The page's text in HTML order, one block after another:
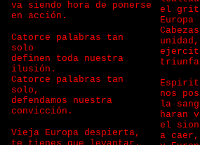
va siendo hora de ponerse
en acción.
Catorce palabras tan
solo
definen toda nuestra
ilusión.
Catorce palabras tan
solo,
defendamos nuestra
convicción.
Vieja Europa despierta,
el
unidad,
nos
la
haran
el
a caer,